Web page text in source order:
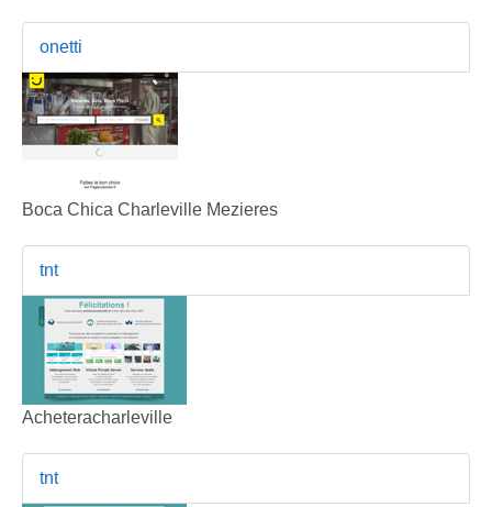
onetti
Boca Chica Charleville Mezieres
tnt
Acheteracharleville
tnt